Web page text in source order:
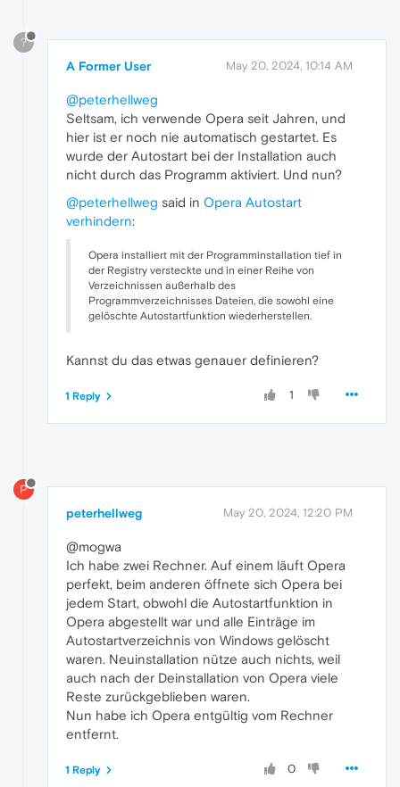
?
A Former User May 20, 2024, 10:14 AM
@peterhellweg
Seltsam, ich verwende Opera seit Jahren, und
hier ist er noch nie automatisch gestartet. Es
wurde der Autostart bei der Installation auch
nicht durch das Programm aktiviert. Und nun?
@peterhellweg said in Opera Autostart
verhindern:
Opera installiert mit der Programminstallation tief in
der Registry versteckte und in einer Reihe von
Verzeichnissen außerhalb des
Programmverzeichnisses Dateien, die sowohl eine
gelöschte Autostartfunktion wiederherstellen.
Kannst du das etwas genauer definieren?
1
1 Reply
P
peterhellweg May 20, 2024, 12:20 PM
@mogwa
Ich habe zwei Rechner. Auf einem läuft Opera
perfekt, beim anderen öffnete sich Opera bei
jedem Start, obwohl die Autostartfunktion in
Opera abgestellt war und alle Einträge im
Autostartverzeichnis von Windows gelöscht
waren. Neuinstallation nütze auch nichts, weil
auch nach der Deinstallation von Opera viele
Reste zurückgeblieben waren.
Nun habe ich Opera entgültig vom Rechner
entfernt.
0
1 Reply